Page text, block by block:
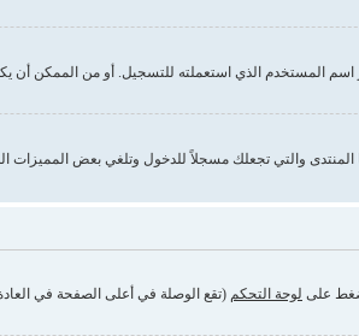
المستخدم الذي استعملته للتسجيل. أو من الممكن أن
على لوحة التحكم (تقع الوصلة في أعلى الصفحة في